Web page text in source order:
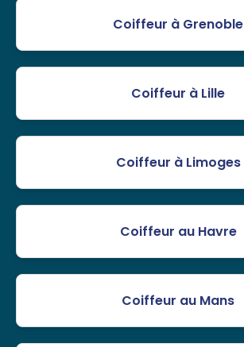
Coiffeur à Grenoble
Coiffeur à Lille
Coiffeur à Limoges
Coiffeur au Havre
Coiffeur au Mans